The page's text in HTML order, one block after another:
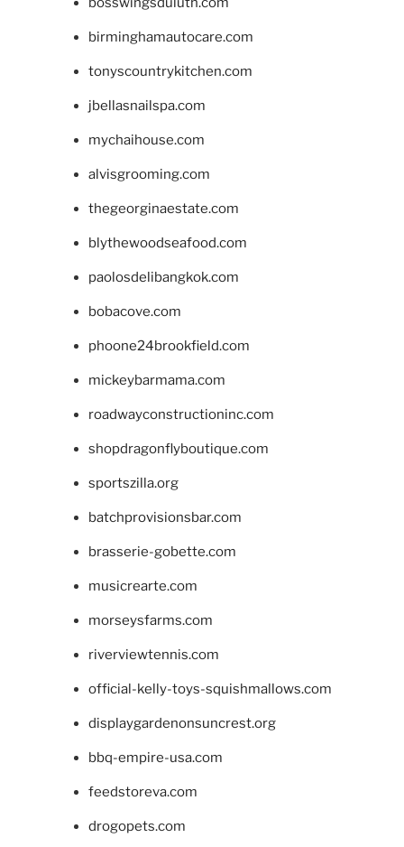
birminghamautocare.com
tonyscountrykitchen.com
jbellasnailspa.com
mychaihouse.com
alvisgrooming.com
thegeorginaestate.com
blythewoodseafood.com
paolosdelibangkok.com
bobacove.com
phoone24brookfield.com
mickeybarmama.com
roadwayconstructioninc.com
shopdragonflyboutique.com
sportszilla.org
batchprovisionsbar.com
brasserie-gobette.com
musicrearte.com
morseysfarms.com
riverviewtennis.com
official-kelly-toys-squishmallows.com
displaygardenonsuncrest.org
bbq-empire-usa.com
feedstoreva.com
drogopets.com